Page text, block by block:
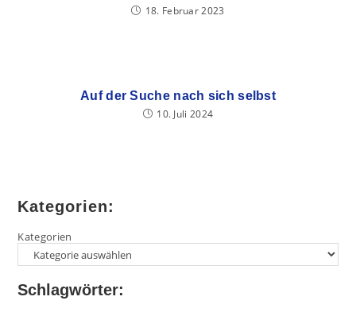
18. Februar 2023
Auf der Suche nach sich selbst
10. Juli 2024
Kategorien:
Kategorien
Schlagwörter: